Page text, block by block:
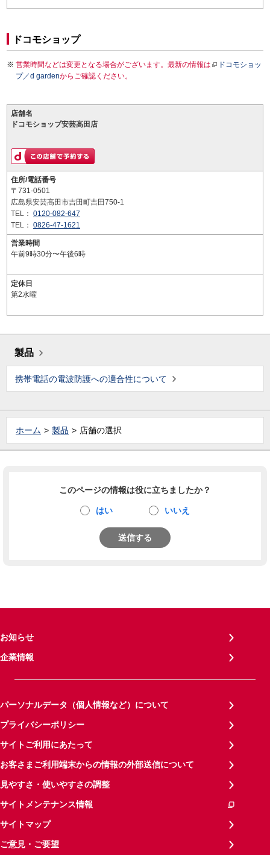
ドコモショップ
営業時間などは変更となる場合がございます。最新の情報は
ドコモショッ
プ／d gardenからご確認ください。
店舗名
ドコモショップ安芸高田店
住所/電話番号
〒731-0501
広島県安芸高田市吉田町吉田750-1
TEL： 0120-082-647
TEL： 0826-47-1621
営業時間
午前9時30分〜午後6時
定休日
第2水曜
製品
携帯電話の電波防護への適合性について
ホーム 製品 店舗の選択
このページの情報は役に立ちましたか？
はい いいえ
送信する
お知らせ
企業情報
パーソナルデータ（個人情報など）について
プライバシーポリシー
サイトご利用にあたって
お客さまご利用端末からの情報の外部送信について
見やすさ・使いやすさの調整
サイトメンテナンス情報
サイトマップ
ご意見・ご要望